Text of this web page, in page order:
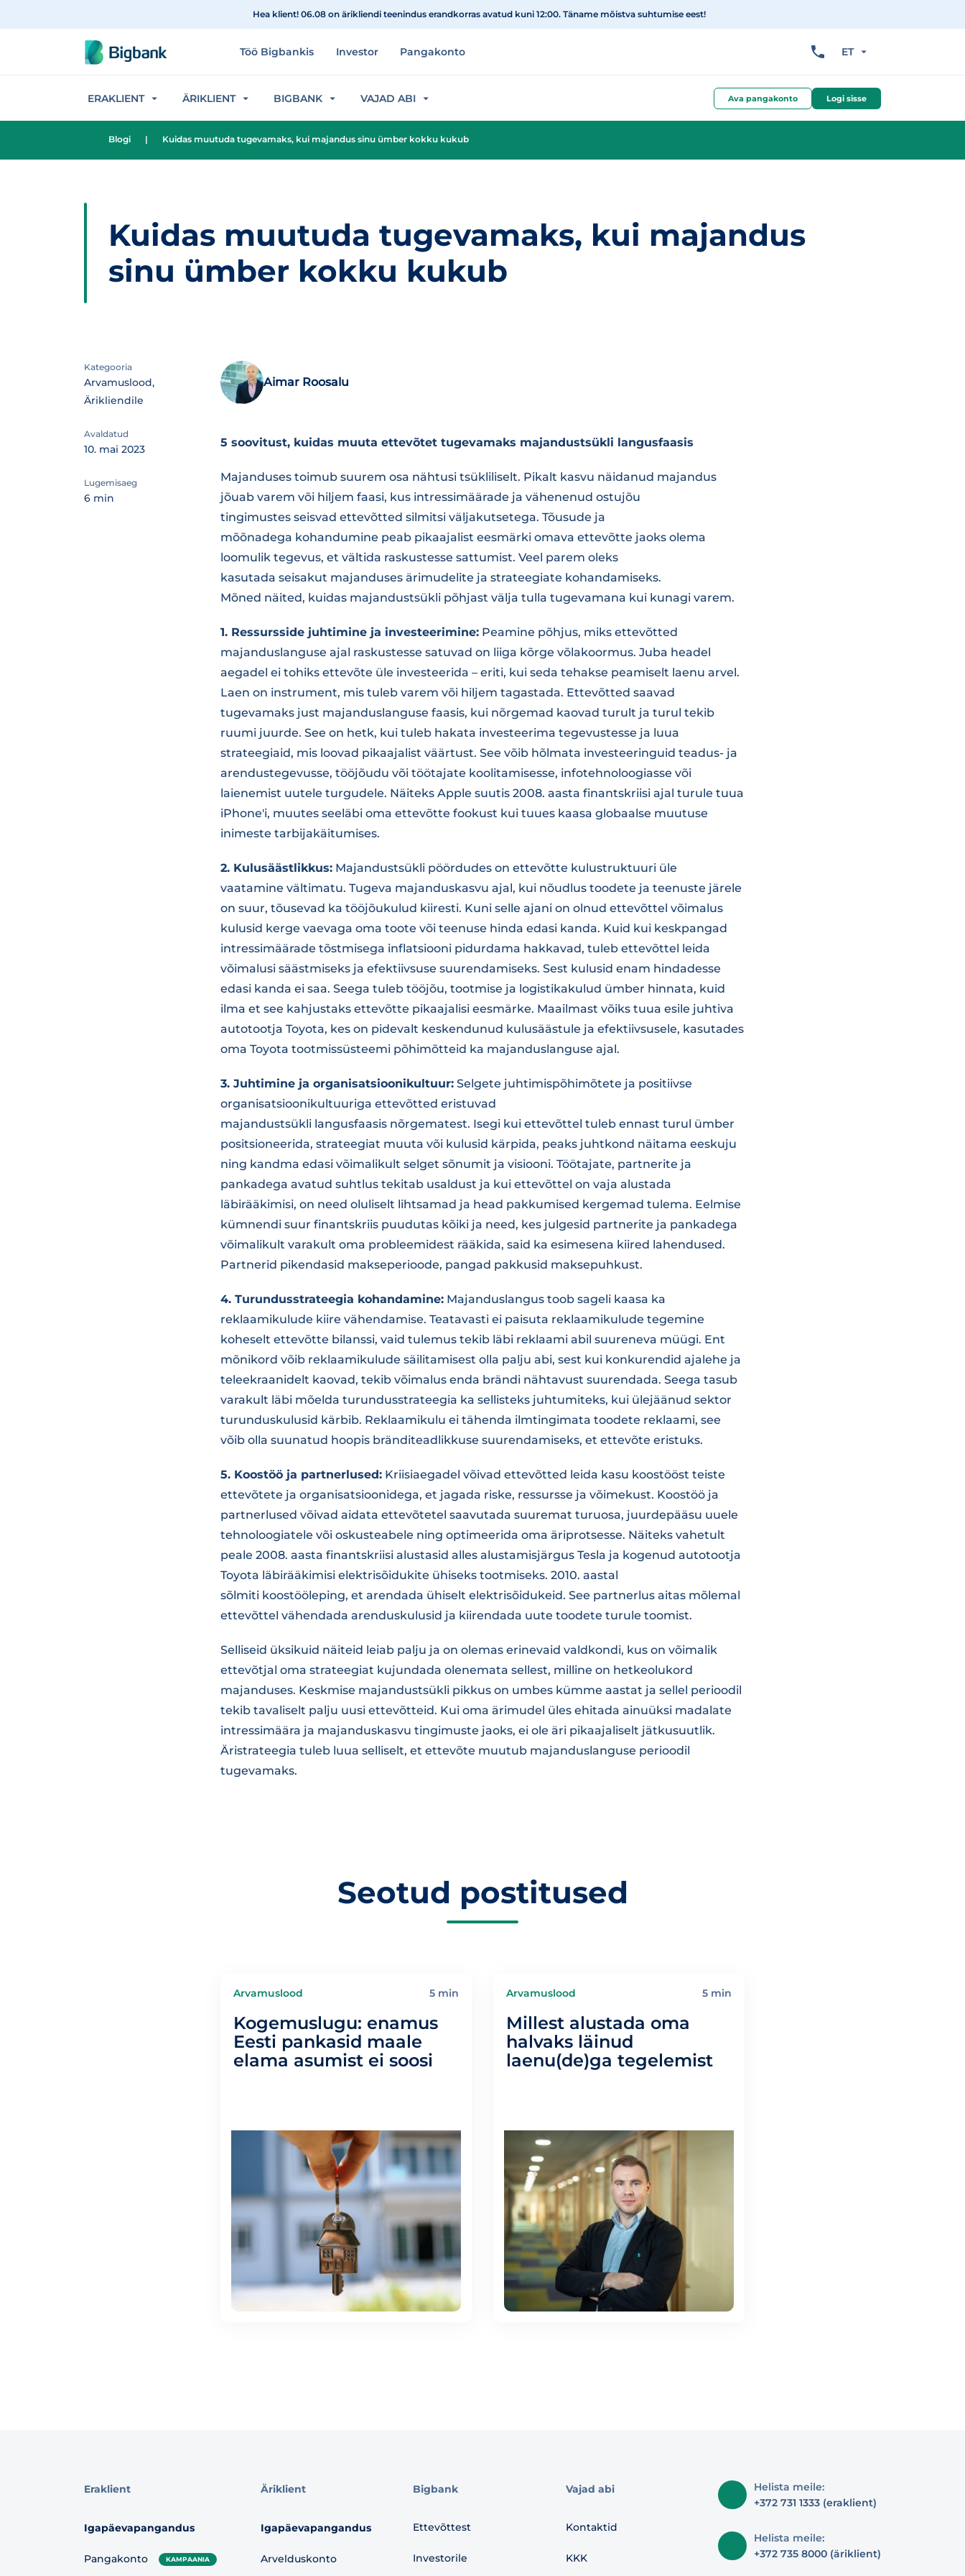
Hea klient! 06.08 on ärikliendi teenindus erandkorras avatud kuni 12:00. Täname mõistva suhtumise eest!
Töö Bigbankis Investor Pangakonto ET
ERAKLIENT ÄRIKLIENT BIGBANK VAJAD ABI Ava pangakonto Logi sisse
Blogi | Kuidas muutuda tugevamaks, kui majandus sinu ümber kokku kukub
Kuidas muutuda tugevamaks, kui majandus
sinu ümber kokku kukub
Kategooria
Arvamuslood,
Ärikliendile
Avaldatud
10. mai 2023
Lugemisaeg
6 min
Aimar Roosalu
5 soovitust, kuidas muuta ettevõtet tugevamaks majandustsükli langusfaasis
Majanduses toimub suurem osa nähtusi tsükliliselt. Pikalt kasvu näidanud majandus
jõuab varem või hiljem faasi, kus intressimäärade ja vähenenud ostujõu
tingimustes seisvad ettevõtted silmitsi väljakutsetega. Tõusude ja
mõõnadega kohandumine peab pikaajalist eesmärki omava ettevõtte jaoks olema
loomulik tegevus, et vältida raskustesse sattumist. Veel parem oleks
kasutada seisakut majanduses ärimudelite ja strateegiate kohandamiseks.
Mõned näited, kuidas majandustsükli põhjast välja tulla tugevamana kui kunagi varem.
1. Ressursside juhtimine ja investeerimine: Peamine põhjus, miks ettevõtted
majanduslanguse ajal raskustesse satuvad on liiga kõrge võlakoormus. Juba headel
aegadel ei tohiks ettevõte üle investeerida – eriti, kui seda tehakse peamiselt laenu arvel.
Laen on instrument, mis tuleb varem või hiljem tagastada. Ettevõtted saavad
tugevamaks just majanduslanguse faasis, kui nõrgemad kaovad turult ja turul tekib
ruumi juurde. See on hetk, kui tuleb hakata investeerima tegevustesse ja luua
strateegiaid, mis loovad pikaajalist väärtust. See võib hõlmata investeeringuid teadus- ja
arendustegevusse, tööjõudu või töötajate koolitamisesse, infotehnoloogiasse või
laienemist uutele turgudele. Näiteks Apple suutis 2008. aasta finantskriisi ajal turule tuua
iPhone'i, muutes seeläbi oma ettevõtte fookust kui tuues kaasa globaalse muutuse
inimeste tarbijakäitumises.
2. Kulusäästlikkus: Majandustsükli pöördudes on ettevõtte kulustruktuuri üle
vaatamine vältimatu. Tugeva majanduskasvu ajal, kui nõudlus toodete ja teenuste järele
on suur, tõusevad ka tööjõukulud kiiresti. Kuni selle ajani on olnud ettevõttel võimalus
kulusid kerge vaevaga oma toote või teenuse hinda edasi kanda. Kuid kui keskpangad
intressimäärade tõstmisega inflatsiooni pidurdama hakkavad, tuleb ettevõttel leida
võimalusi säästmiseks ja efektiivsuse suurendamiseks. Sest kulusid enam hindadesse
edasi kanda ei saa. Seega tuleb tööjõu, tootmise ja logistikakulud ümber hinnata, kuid
ilma et see kahjustaks ettevõtte pikaajalisi eesmärke. Maailmast võiks tuua esile juhtiva
autotootja Toyota, kes on pidevalt keskendunud kulusäästule ja efektiivsusele, kasutades
oma Toyota tootmissüsteemi põhimõtteid ka majanduslanguse ajal.
3. Juhtimine ja organisatsioonikultuur: Selgete juhtimispõhimõtete ja positiivse
organisatsioonikultuuriga ettevõtted eristuvad
majandustsükli langusfaasis nõrgematest. Isegi kui ettevõttel tuleb ennast turul ümber
positsioneerida, strateegiat muuta või kulusid kärpida, peaks juhtkond näitama eeskuju
ning kandma edasi võimalikult selget sõnumit ja visiooni. Töötajate, partnerite ja
pankadega avatud suhtlus tekitab usaldust ja kui ettevõttel on vaja alustada
läbirääkimisi, on need oluliselt lihtsamad ja head pakkumised kergemad tulema. Eelmise
kümnendi suur finantskriis puudutas kõiki ja need, kes julgesid partnerite ja pankadega
võimalikult varakult oma probleemidest rääkida, said ka esimesena kiired lahendused.
Partnerid pikendasid makseperioode, pangad pakkusid maksepuhkust.
4. Turundusstrateegia kohandamine: Majanduslangus toob sageli kaasa ka
reklaamikulude kiire vähendamise. Teatavasti ei paisuta reklaamikulude tegemine
koheselt ettevõtte bilanssi, vaid tulemus tekib läbi reklaami abil suureneva müügi. Ent
mõnikord võib reklaamikulude säilitamisest olla palju abi, sest kui konkurendid ajalehe ja
teleekraanidelt kaovad, tekib võimalus enda brändi nähtavust suurendada. Seega tasub
varakult läbi mõelda turundusstrateegia ka sellisteks juhtumiteks, kui ülejäänud sektor
turunduskulusid kärbib. Reklaamikulu ei tähenda ilmtingimata toodete reklaami, see
võib olla suunatud hoopis bränditeadlikkuse suurendamiseks, et ettevõte eristuks.
5. Koostöö ja partnerlused: Kriisiaegadel võivad ettevõtted leida kasu koostööst teiste
ettevõtete ja organisatsioonidega, et jagada riske, ressursse ja võimekust. Koostöö ja
partnerlused võivad aidata ettevõtetel saavutada suuremat turuosa, juurdepääsu uuele
tehnoloogiatele või oskusteabele ning optimeerida oma äriprotsesse. Näiteks vahetult
peale 2008. aasta finantskriisi alustasid alles alustamisjärgus Tesla ja kogenud autotootja
Toyota läbirääkimisi elektrisõidukite ühiseks tootmiseks. 2010. aastal
sõlmiti koostööleping, et arendada ühiselt elektrisõidukeid. See partnerlus aitas mõlemal
ettevõttel vähendada arenduskulusid ja kiirendada uute toodete turule toomist.
Selliseid üksikuid näiteid leiab palju ja on olemas erinevaid valdkondi, kus on võimalik
ettevõtjal oma strateegiat kujundada olenemata sellest, milline on hetkeolukord
majanduses. Keskmise majandustsükli pikkus on umbes kümme aastat ja sellel perioodil
tekib tavaliselt palju uusi ettevõtteid. Kui oma ärimudel üles ehitada ainuüksi madalate
intressimäära ja majanduskasvu tingimuste jaoks, ei ole äri pikaajaliselt jätkusuutlik.
Äristrateegia tuleb luua selliselt, et ettevõte muutub majanduslanguse perioodil
tugevamaks.
Seotud postitused
Arvamuslood 5 min
Kogemuslugu: enamus
Eesti pankasid maale
elama asumist ei soosi
Arvamuslood 5 min
Millest alustada oma
halvaks läinud
laenu(de)ga tegelemist
Eraklient
Igapäevapangandus
Pangakonto KAMPAANIA
Äriklient
Igapäevapangandus
Arvelduskonto
Bigbank
Ettevõttest
Investorile
Vajad abi
Kontaktid
KKK
Helista meile:
+372 731 1333 (eraklient)
Helista meile:
+372 735 8000 (äriklient)